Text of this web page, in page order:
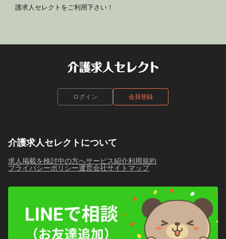
護求人セレクトをご利用下さい！
ログイン 会員登録
介護求人セレクトについて
求人掲載を検討中の方へサービス紹介利用規約
プライバシーポリシー運営会社サイトマップ